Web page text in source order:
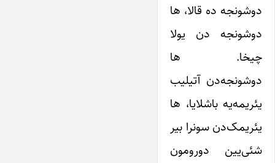
دوشونجه ده قالا، ها
دوشونجه دن یولا
چیخا. ها
دوشونجه‌دن آتیلیب
یئریمه‌یه باشلایا، ها
یئریمک‌دن سونرا بیر
شئی‌یین دورومون